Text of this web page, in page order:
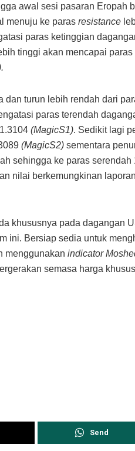
awal sesi pasaran Eropah
menuju ke paras resistance
paras ketinggian
tinggi akan mencapai paras
dan turun lebih rendah dari
paras terendah
(MagicS1). Sedikit lagi
(MagicS2) sementara
sehingga ke paras serendah
nilai berkemungkinan laporan
khususnya pada dagangan
ini. Bersiap sedia untuk
menggunakan indicator
semasa harga
Send